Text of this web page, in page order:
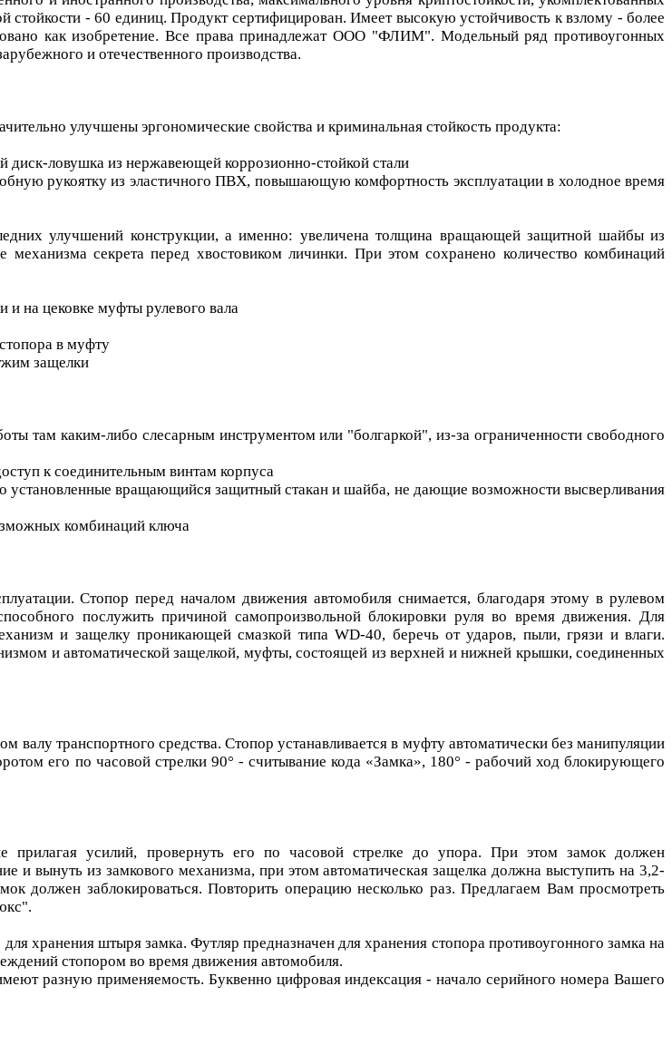
- 60 единиц. Продукт сертифицирован. Имеет высокую устойчивость к взлому - более
как изобретение. Все права принадлежат ООО "ФЛИМ". Модельный ряд противоугонных
и отечественного производства.
улучшены эргономические свойства и криминальная стойкость продукта:
ловушка из нержавеющей коррозионно-стойкой стали
рукоятку из эластичного ПВХ, повышающую комфортность эксплуатации в холодное время
улучшений конструкции, а именно: увеличена толщина вращающей защитной шайбы из
механизма секрета перед хвостовиком личинки. При этом сохранено количество комбинаций
и на цековке муфты рулевого вала
в муфту
защелки
там каким-либо слесарным инструментом или "болгаркой", из-за ограниченности свободного
к соединительным винтам корпуса
установленные вращающийся защитный стакан и шайба, не дающие возможности высверливания
комбинаций ключа
Стопор перед началом движения автомобиля снимается, благодаря этому в рулевом
послужить причиной самопроизвольной блокировки руля во время движения. Для
и защелку проникающей смазкой типа WD-40, беречь от ударов, пыли, грязи и влаги.
и автоматической защелкой, муфты, состоящей из верхней и нижней крышки, соединенных
транспортного средства. Стопор устанавливается в муфту автоматически без манипуляции
его по часовой стрелки 90° - считывание кода «Замка», 180° - рабочий ход блокирующего
прилагая усилий, провернуть его по часовой стрелке до упора. При этом замок должен
и вынуть из замкового механизма, при этом автоматическая защелка должна выступить на 3,2-
должен заблокироваться. Повторить операцию несколько раз. Предлагаем Вам просмотреть
хранения штыря замка. Футляр предназначен для хранения стопора противоугонного замка на
стопором во время движения автомобиля.
разную применяемость. Буквенно цифровая индексация - начало серийного номера Вашего